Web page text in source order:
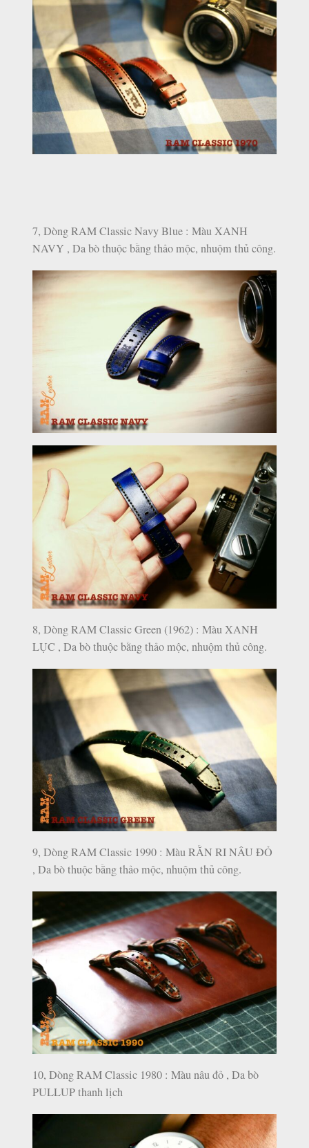
7, Dòng RAM Classic Navy Blue : Màu XANH
NAVY , Da bò thuộc bằng thảo mộc, nhuộm thủ công.
8, Dòng RAM Classic Green (1962) : Màu XANH
LỤC , Da bò thuộc bằng thảo mộc, nhuộm thủ công.
9, Dòng RAM Classic 1990 : Màu RẰN RI NÂU ĐỎ
, Da bò thuộc bằng thảo mộc, nhuộm thủ công.
10, Dòng RAM Classic 1980 : Màu nâu đỏ , Da bò
PULLUP thanh lịch